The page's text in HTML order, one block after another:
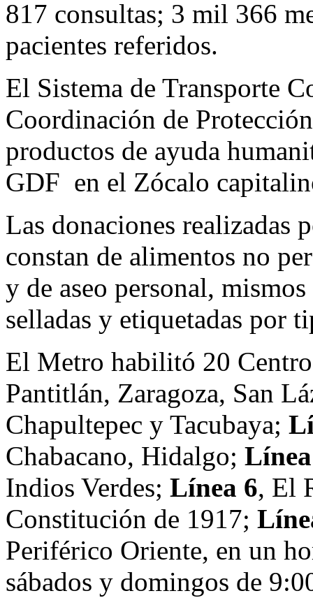
817 consultas; 3 mil 366
pacientes referidos.
El Sistema de Transporte
Coordinación de
productos de ayuda
GDF en el Zócalo
Las donaciones realizadas
constan de alimentos no
y de aseo personal,
selladas y etiquetadas por
El Metro habilitó 20
Pantitlán, Zaragoza, San
Chapultepec y Tacubaya;
Chabacano, Hidalgo;
Indios Verdes; Línea 6, El
Constitución de 1917;
Periférico Oriente, en un
sábados y domingos de